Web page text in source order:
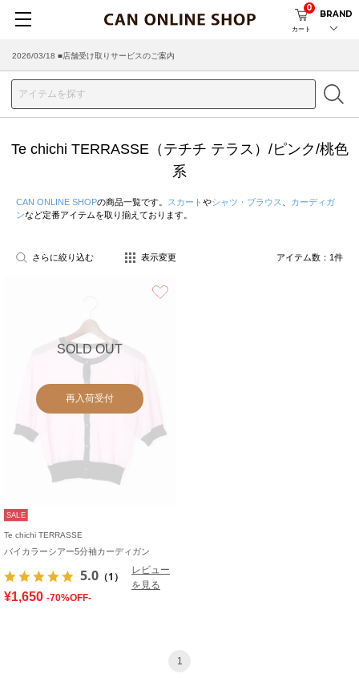
カート
0
BRAND
2026/03/18 ■店舗受け取りサービスのご案内
Te chichi TERRASSE（テチチ テラス）/ピンク/桃色
系
CAN ONLINE SHOPの商品一覧です。 スカート やシャツ・ブラウス
カーディガ
ンなど定番アイテムを取り揃えております。
さらに絞り込む 表示変更 アイテム数： 1件
SOLD OUT
再入荷受付
SALE
Te chichi TERRASSE
バイカラーシアー5分袖カーディガン
5.0 （1）
レビュー
を見る
¥1,650 -70%OFF-
1